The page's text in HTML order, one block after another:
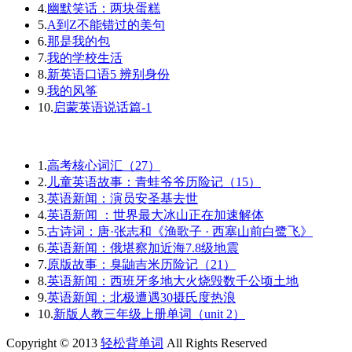
4.幽默笑话：两块蛋糕
5.A到Z不能错过的美句
6.那是我的包
7.我的学校生活
8.新英语口语5 辨别身份
9.我的风筝
10. 启蒙英语说话篇-1
1.高考核心词汇（27）
2. 儿童英语故事：青蛙爷爷历险记（15）
3.英语新闻：演员安圣基去世
4.英语新闻 ：世界最大冰山正在加速解体
5.古诗词：唐·张志和《渔歌子 · 西塞山前白鹭飞》
6.英语新闻：俄堪察加近海7.8级地震
7.原版故事：臭鼬吉米历险记（21）
8.英语新闻：西班牙多地大火烧毁数千公顷土地
9.英语新闻：北极遭遇30摄氏度热浪
10.新版人教三年级上册单词（unit 2）
Copyright © 2013 轻松背单词 All Rights Reserved